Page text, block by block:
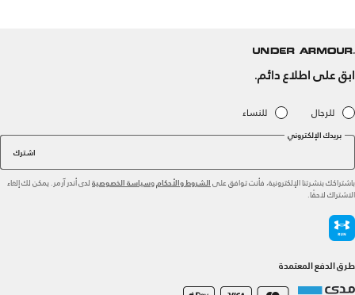
ابق على اطلاع دائم.
للرجال للنساء
بريدك الإلكتروني
اشترك
باشتراكك بنشرتنا الإلكترونية، فأنت توافق على الشروط والأحكام وسياسة الخصوصية لدى أندر آرمر. يمكن لك إلغاء
الاشتراك لاحقًا.
طرق الدفع المعتمدة